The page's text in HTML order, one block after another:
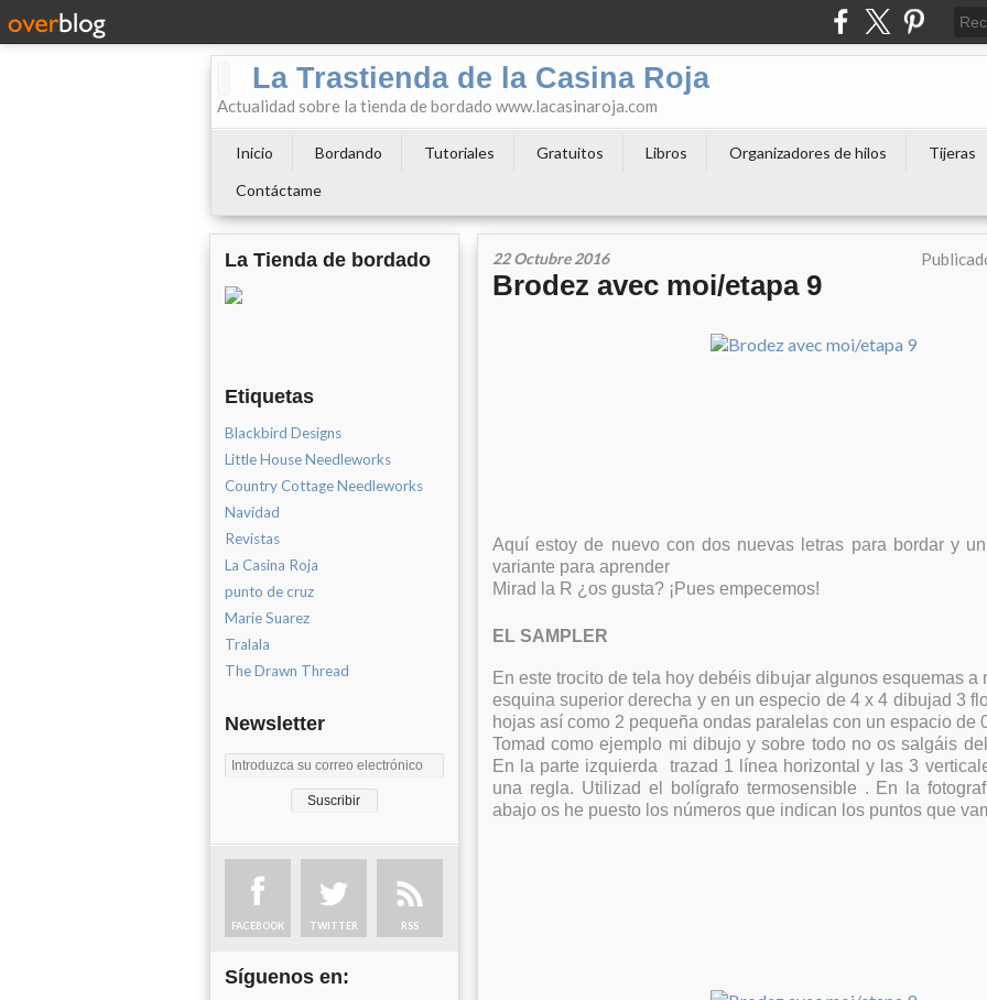
La Trastienda de la Casina Roja
Actualidad sobre la tienda de bordado www.lacasinaroja.com
Inicio Bordando Tutoriales Gratuitos Libros Organizadores de hilos Tijeras
Contáctame
La Tienda de bordado
Etiquetas
Blackbird Designs
Little House Needleworks
Country Cottage Needleworks
Navidad
Revistas
La Casina Roja
punto de cruz
Marie Suarez
Tralala
The Drawn Thread
Newsletter
FACEBOOK TWITTER RSS
Síguenos en:
22 Octubre 2016
Brodez avec moi/etapa 9
Aquí estoy de nuevo con dos nuevas letras para bordar y
variante para aprender
Mirad la R ¿os gusta? ¡Pues empecemos!
EL SAMPLER
En este trocito de tela hoy debéis dibujar algunos esquemas a
esquina superior derecha y en un especio de 4 x 4 dibujad 3
hojas así como 2 pequeña ondas paralelas con un espacio de
Tomad como ejemplo mi dibujo y sobre todo no os salgáis
En la parte izquierda trazad 1 línea horizontal y las 3
una regla. Utilizad el bolígrafo termosensible . En la
abajo os he puesto los números que indican los puntos que